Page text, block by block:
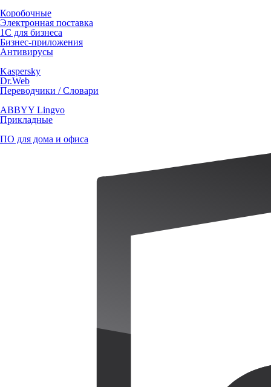
Коробочные
Электронная поставка
1С для бизнеса
Бизнес-приложения
Антивирусы
Kaspersky
Dr.Web
Переводчики / Словари
ABBYY Lingvo
Прикладные
ПО для дома и офиса